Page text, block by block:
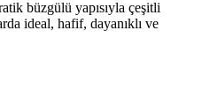
büzgülü yapısıyla çeşitli
ideal, hafif, dayanıklı ve